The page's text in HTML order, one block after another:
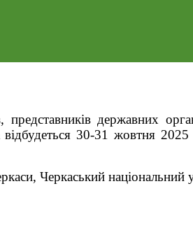
представників державних
30-31 жовтня 2025
Черкаський національний